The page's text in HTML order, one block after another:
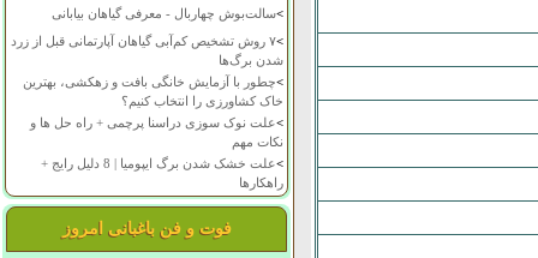
>سالت‌بوش چهاربال - معرفی گیاهان بیابانی
>
۷ روش تشخیص کم‌آبی گیاهان آپارتمانی قبل از زرد
شدن برگ‌ها
>چطور با آزمایش خانگی بافت و زهکشی، بهترین
خاک کشاورزی را انتخاب کنیم؟
>علت نوک سوزی دراسنا پرچمی + راه حل ها و
نکات مهم
>
علت خشک شدن برگ ایپومیا | 8 دلیل رایج +
راهکارها
فوت و فن باغبانی امروز